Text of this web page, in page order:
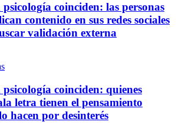
psicología coinciden: las personas
contenido en sus redes sociales
validación externa
psicología coinciden: quienes
letra tienen el pensamiento
hacen por desinterés